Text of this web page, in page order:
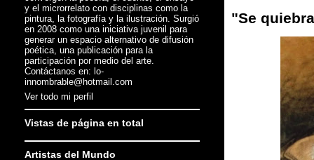
"Se
y el microrrelato con disciplinas como la
pintura, la fotografía y la ilustración. Surgió
en 2008 como una iniciativa juvenil para
generar un espacio alternativo de difusión
poética, una publicación para la
participación por medio del arte.
Contáctanos en: lo-
innombrable@hotmail.com
Ver todo mi perfil
Vistas de página en total
Artistas del Mundo